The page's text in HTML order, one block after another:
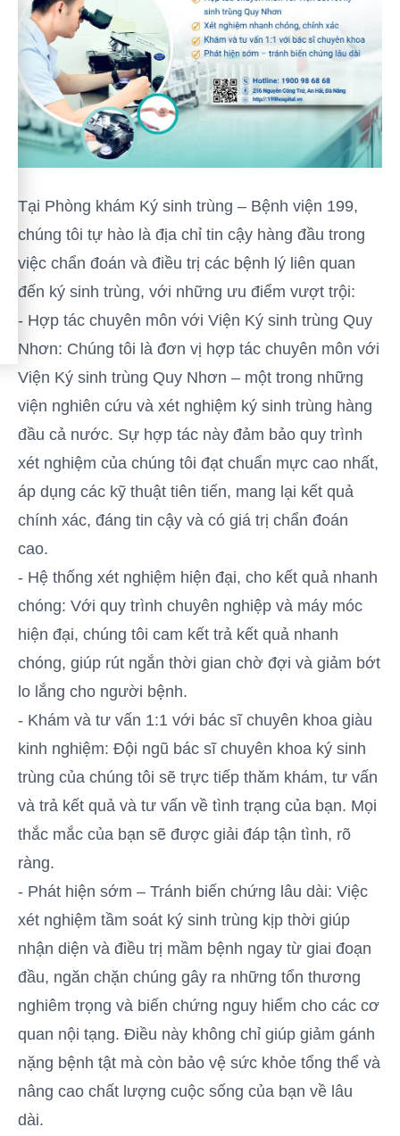
Tại Phòng khám Ký sinh trùng – Bệnh viện 199,
chúng tôi tự hào là địa chỉ tin cậy hàng đầu trong
việc chẩn đoán và điều trị các bệnh lý liên quan
đến ký sinh trùng, với những ưu điểm vượt trội:
- Hợp tác chuyên môn với Viện Ký sinh trùng Quy
Nhơn: Chúng tôi là đơn vị hợp tác chuyên môn với
Viện Ký sinh trùng Quy Nhơn – một trong những
viện nghiên cứu và xét nghiệm ký sinh trùng hàng
đầu cả nước. Sự hợp tác này đảm bảo quy trình
xét nghiệm của chúng tôi đạt chuẩn mực cao nhất,
áp dụng các kỹ thuật tiên tiến, mang lại kết quả
chính xác, đáng tin cậy và có giá trị chẩn đoán
cao.
- Hệ thống xét nghiệm hiện đại, cho kết quả nhanh
chóng: Với quy trình chuyên nghiệp và máy móc
hiện đại, chúng tôi cam kết trả kết quả nhanh
chóng, giúp rút ngắn thời gian chờ đợi và giảm bớt
lo lắng cho người bệnh.
- Khám và tư vấn 1:1 với bác sĩ chuyên khoa giàu
kinh nghiệm: Đội ngũ bác sĩ chuyên khoa ký sinh
trùng của chúng tôi sẽ trực tiếp thăm khám, tư vấn
và trả kết quả và tư vấn về tình trạng của bạn. Mọi
thắc mắc của bạn sẽ được giải đáp tận tình, rõ
ràng.
- Phát hiện sớm – Tránh biến chứng lâu dài: Việc
xét nghiệm tầm soát ký sinh trùng kịp thời giúp
nhận diện và điều trị mầm bệnh ngay từ giai đoạn
đầu, ngăn chặn chúng gây ra những tổn thương
nghiêm trọng và biến chứng nguy hiểm cho các cơ
quan nội tạng. Điều này không chỉ giúp giảm gánh
nặng bệnh tật mà còn bảo vệ sức khỏe tổng thể và
nâng cao chất lượng cuộc sống của bạn về lâu
dài.